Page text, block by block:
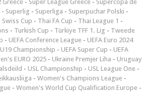
Greece - Super League Greece - Supercopa de
- Superlig - Superliga - Superpuchar Polski -
Swiss Cup - Thai FA Cup - Thai League 1 -
- Turkish Cup - Türkiye TFF 1. Lig - Tweede
- UEFA Conference League - UEFA Euro 2024
U19 Championship - UEFA Super Cup - UEFA
EURO 2025 - Ukraine Premjer Liha - Uruguay
- USL Championship - USL League One -
- Women's Champions League -
- Women's World Cup Qualification Europe -